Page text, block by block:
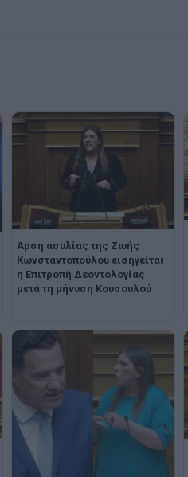
Άρση ασυλίας της Ζωής
Κωνσταντοπούλου εισηγείται
η Επιτροπή Δεοντολογίας
μετά τη μήνυση Κουσουλού